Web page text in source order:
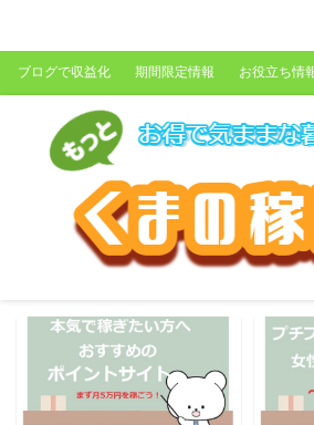
ブログで収益化 期間限定情報 お役立ち情